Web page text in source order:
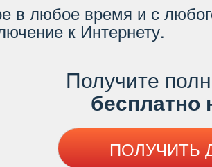
любое время и с
к Интернету.
Получите
есплатно
ПОЛУЧИТЬ